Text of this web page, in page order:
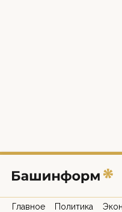
Главное Политика